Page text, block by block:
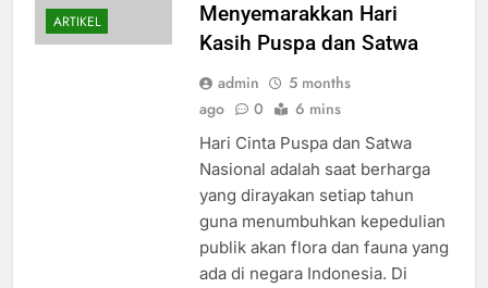
ARTIKEL
Menyemarakkan Hari
Kasih Puspa dan Satwa
admin
5 months
ago
0 6 mins
Hari Cinta Puspa dan Satwa
Nasional adalah saat berharga
yang dirayakan setiap tahun
guna menumbuhkan kepedulian
publik akan flora dan fauna yang
ada di negara Indonesia. Di